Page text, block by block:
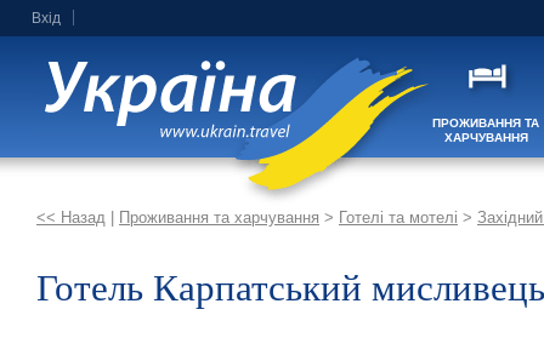
Вхід
ПРОЖИВАННЯ ТА
ХАРЧУВАННЯ
<< Назад Проживання та харчування > Готелі та мотелі > Західний
Готель Карпатський мисливець